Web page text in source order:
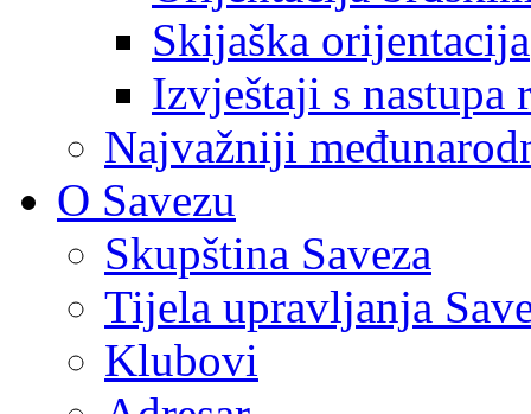
Skijaška orijentacija
Izvještaji s nastupa
Najvažniji
O Savezu
Skupština Saveza
Tijela upravljanja
Klubovi